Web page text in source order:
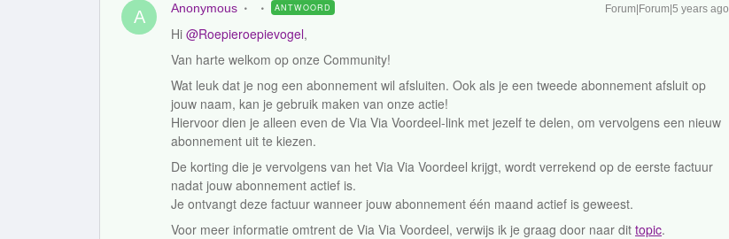
A Anonymous ANTWOORD Forum|Forum|5 years ago
Hi @Roepieroepievogel,
Van harte welkom op onze Community!
Wat leuk dat je nog een abonnement wil afsluiten. Ook als je een tweede abonnement afsluit op
jouw naam, kan je gebruik maken van onze actie!
Hiervoor dien je alleen even de Via Via Voordeel-link met jezelf te delen, om vervolgens een nieuw
abonnement uit te kiezen.
De korting die je vervolgens van het Via Via Voordeel krijgt, wordt verrekend op de eerste factuur
nadat jouw abonnement actief is.
Je ontvangt deze factuur wanneer jouw abonnement één maand actief is geweest.
Voor meer informatie omtrent de Via Via Voordeel, verwijs ik je graag door naar dit topic.